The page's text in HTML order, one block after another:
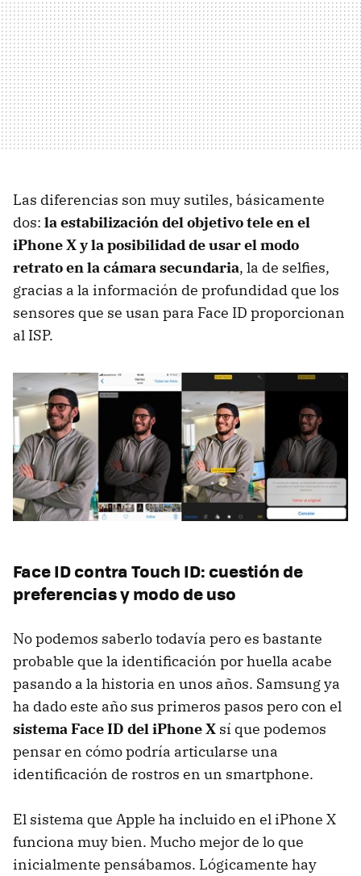
Las diferencias son muy sutiles, básicamente
dos: la estabilización del objetivo tele en el
iPhone X y la posibilidad de usar el modo
retrato en la cámara secundaria, la de selfies,
gracias a la información de profundidad que los
sensores que se usan para Face ID proporcionan
al ISP.
Face ID contra Touch ID: cuestión de
preferencias y modo de uso
No podemos saberlo todavía pero es bastante
probable que la identificación por huella acabe
pasando a la historia en unos años. Samsung ya
ha dado este año sus primeros pasos pero con el
sistema Face ID del iPhone X sí que podemos
pensar en cómo podría articularse una
identificación de rostros en un smartphone.
El sistema que Apple ha incluido en el iPhone X
funciona muy bien. Mucho mejor de lo que
inicialmente pensábamos. Lógicamente hay